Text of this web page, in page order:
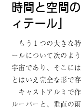
時間と空間
ィテール」
もう１つの大きな
ールについて次のよ
宇宙であり、そこに
とはいえ完全な形で
キャストアルミで
ルーバーと、垂直の